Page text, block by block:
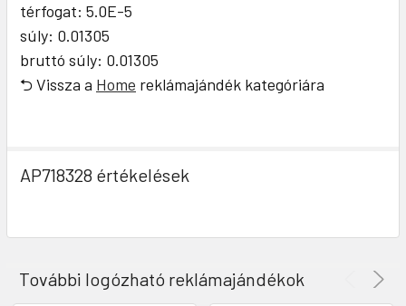
térfogat: 5.0E-5
súly: 0.01305
bruttó súly: 0.01305
⮌ Vissza a Home reklámajándék kategóriára
AP718328 értékelések
További logózható reklámajándékok